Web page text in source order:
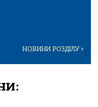
НОВИНИ РОЗДІЛУ>